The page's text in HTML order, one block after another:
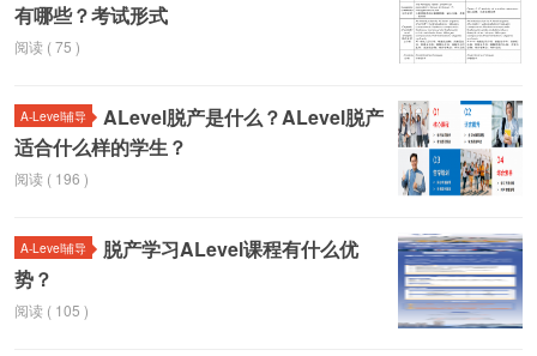
有哪些？考试形式
阅读 ( 75 )
A-Level辅导
ALevel脱产是什么？ALevel脱产
适合什么样的学生？
阅读 ( 196 )
A-Level辅导
脱产学习ALevel课程有什么优
势？
阅读 ( 105 )